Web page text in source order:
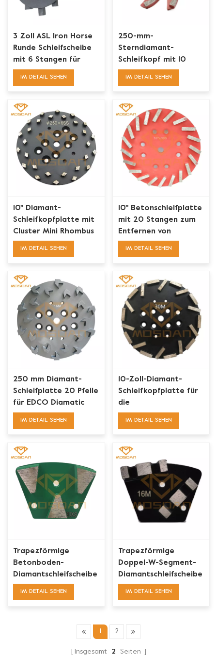
3 Zoll ASL Iron Horse
Runde Schleifscheibe
mit 6 Stangen für
Beton
IM DETAIL SEHEN
250-mm-
Sterndiamant-
Schleifkopf mit 10
Turbosegmenten
IM DETAIL SEHEN
10'' Diamant-
Schleifkopfplatte mit
Cluster Mini Rhombus
für Beton
IM DETAIL SEHEN
10'' Betonschleifplatte
mit 20 Stangen zum
Entfernen von
Beschichtungen
IM DETAIL SEHEN
250 mm Diamant-
Schleifplatte 20 Pfeile
für EDCO Diamatic
IM DETAIL SEHEN
10-Zoll-Diamant-
Schleifkopfplatte für
die
Betonbodenvorbereitung
IM DETAIL SEHEN
Trapezförmige
Betonboden-
Diamantschleifscheibe
mit drei
IM DETAIL SEHEN
Trapezförmige
Doppel-W-Segment-
Diamantschleifscheibe
für CPS XPS
IM DETAIL SEHEN
2
Insgesamt 2 Seiten